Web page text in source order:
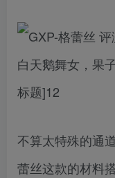
不算太特殊的通
蕾丝这款的材料